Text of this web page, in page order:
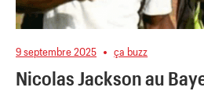
9 septembre 2025 ça buzz
Nicolas Jackson au